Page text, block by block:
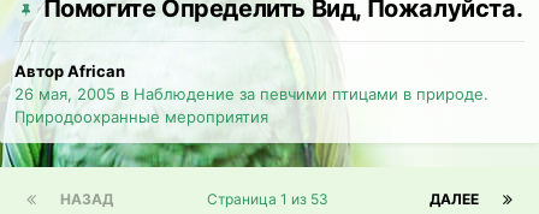
Помогите Определить Вид, Пожалуйста.
Автор African
26 мая, 2005 в Наблюдение за певчими птицами в природе.
Природоохранные мероприятия
НАЗАД ДАЛЕЕ
Страница 1 из 53